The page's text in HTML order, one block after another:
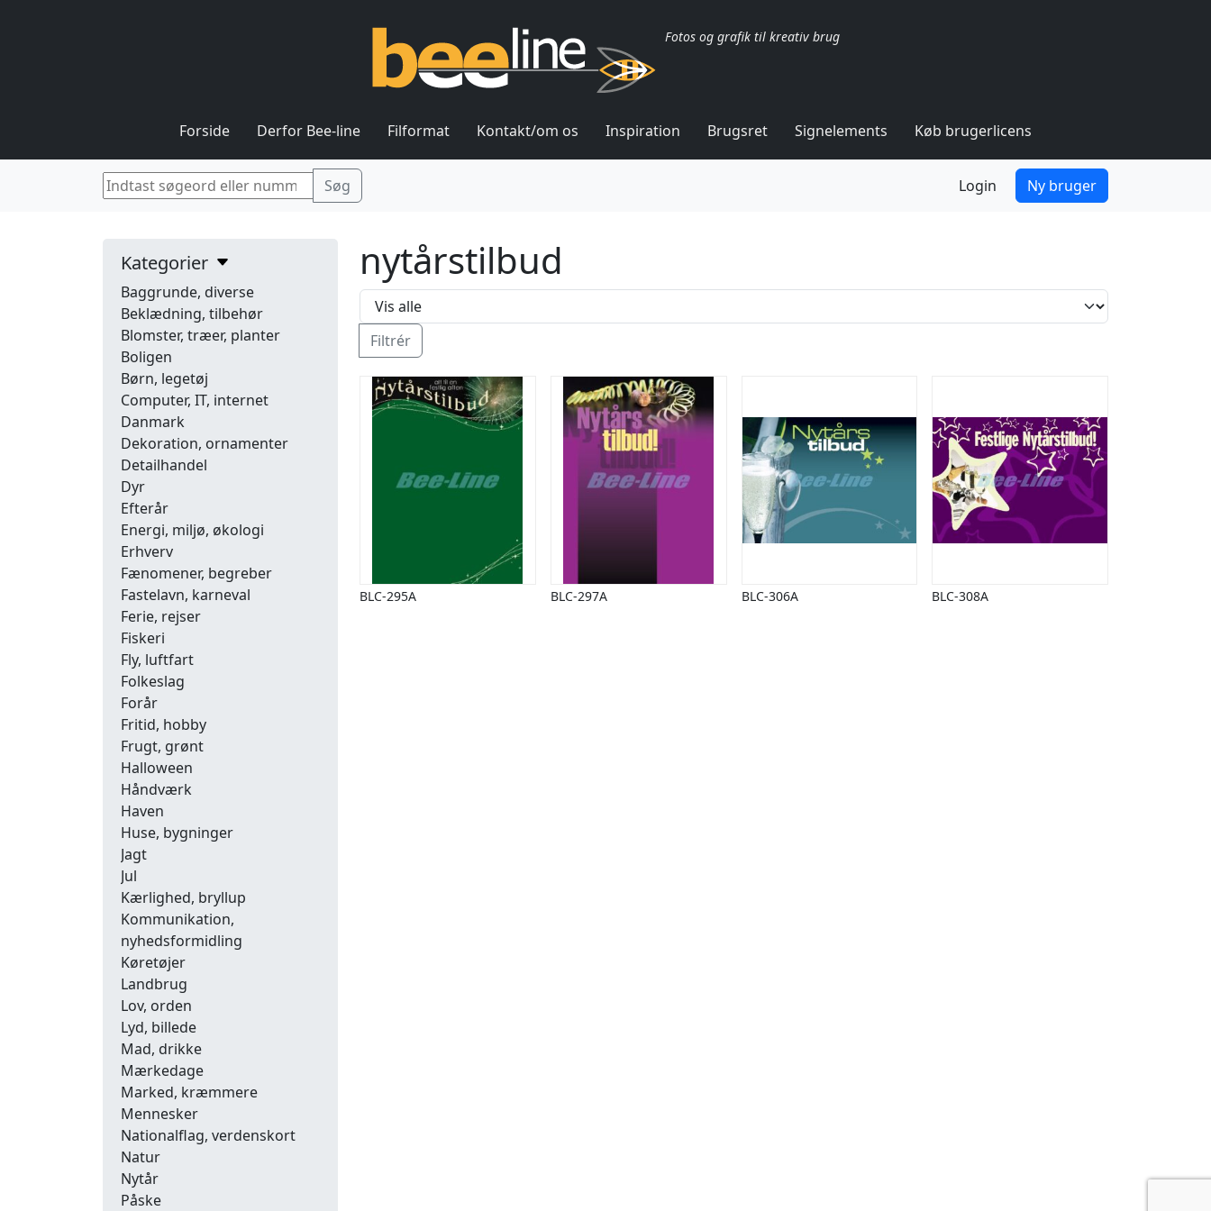
Fotos og grafik til kreativ brug
Forside Derfor Bee-line Filformat Kontakt/om os Inspiration Brugsret Signelements Køb brugerlicens
Login Ny bruger
Kategorier
Baggrunde, diverse
Beklædning, tilbehør
Blomster, træer, planter
Boligen
Børn, legetøj
Computer, IT, internet
Danmark
Dekoration, ornamenter
Detailhandel
Dyr
Efterår
Energi, miljø, økologi
Erhverv
Fænomener, begreber
Fastelavn, karneval
Ferie, rejser
Fiskeri
Fly, luftfart
Folkeslag
Forår
Fritid, hobby
Frugt, grønt
Halloween
Håndværk
Haven
Huse, bygninger
Jagt
Jul
Kærlighed, bryllup
Kommunikation,
nyhedsformidling
Køretøjer
Landbrug
Lov, orden
Lyd, billede
Mad, drikke
Mærkedage
Marked, kræmmere
Mennesker
Nationalflag, verdenskort
Natur
Nytår
Påske
nytårstilbud
Filtrér
BLC-295A BLC-297A BLC-306A BLC-308A